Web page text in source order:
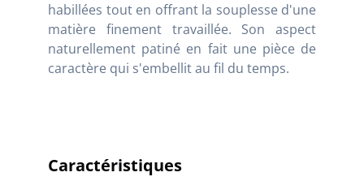
habillées tout en offrant la souplesse d'une
matière finement travaillée. Son aspect
naturellement patiné en fait une pièce de
caractère qui s'embellit au fil du temps.
Caractéristiques